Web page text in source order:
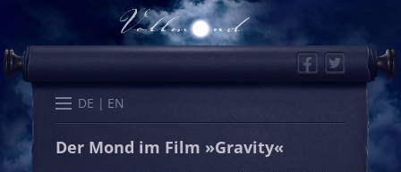
FacebookTwitter
DE EN
Start Kalender Karten
Der Mond im Film »Gravity«